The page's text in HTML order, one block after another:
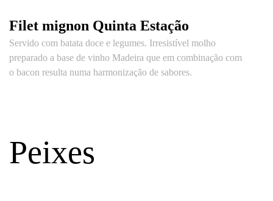
Filet mignon Quinta Estação
Servido com batata doce e legumes. Irresistível molho
preparado a base de vinho Madeira que em combinação com
o bacon resulta numa harmonização de sabores.
Peixes